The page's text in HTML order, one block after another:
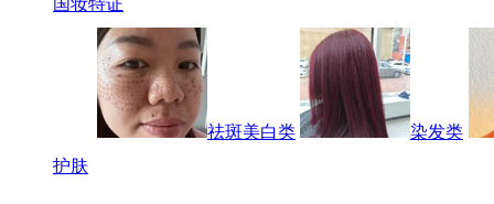
祛斑美白类
染发类
护肤